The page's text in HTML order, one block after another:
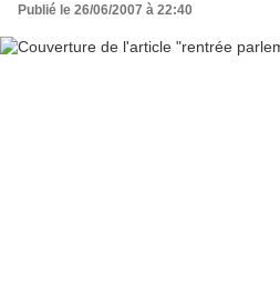
Publié le 26/06/2007 à 22:40